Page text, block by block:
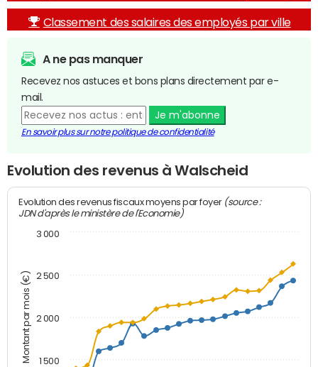
Classement des salaires des employés par ville
A ne pas manquer
Recevez nos astuces et bons plans directement par e-
mail.
Je m'abonne
En savoir plus sur notre politique de confidentialité
Evolution des revenus à Walscheid
Montant par mois (€)
Evolution des revenus fiscaux moyens par foyer (source :
JDN d'après le ministère de l'Economie)
1 500
2 000
2 500
3 000